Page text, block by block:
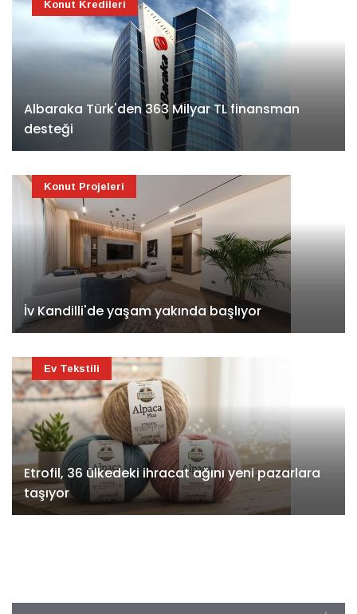
Albaraka Türk'den 363 Milyar TL finansman
desteği
Konut Kredileri
İv Kandilli'de yaşam yakında başlıyor
Konut Projeleri
Etrofil, 36 ülkedeki ihracat ağını yeni pazarlara
taşıyor
Ev Tekstili